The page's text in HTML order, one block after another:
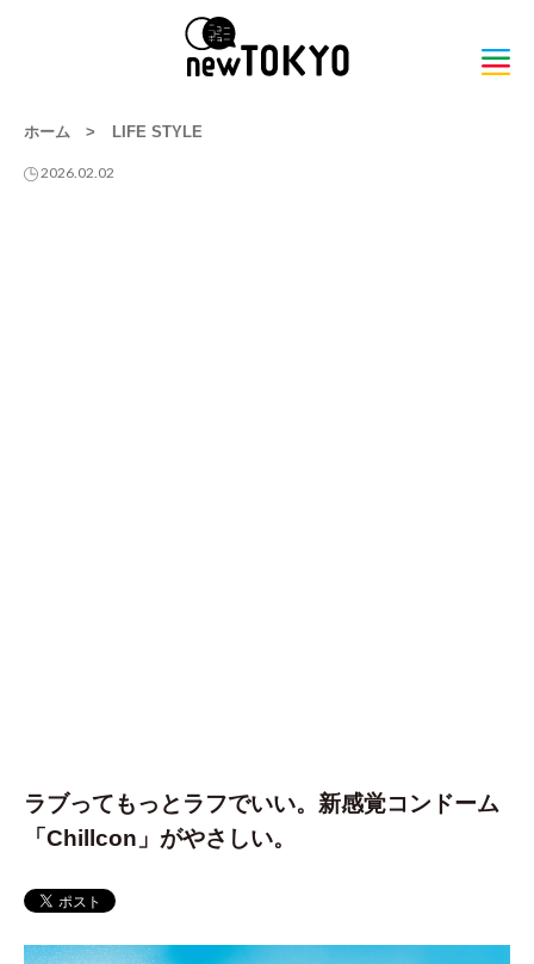
ホーム > LIFE STYLE
2026.02.02
ラブってもっとラフでいい。新感覚コンドーム
「Chillcon」がやさしい。